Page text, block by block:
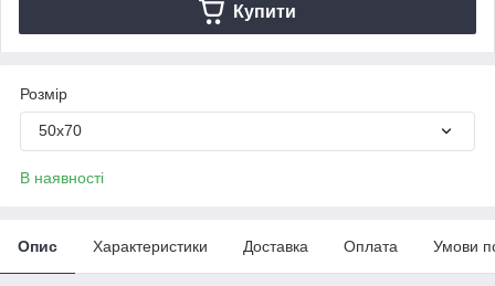
Купити
Розмір
50х70
В наявності
Опис Характеристики Доставка Оплата Умови